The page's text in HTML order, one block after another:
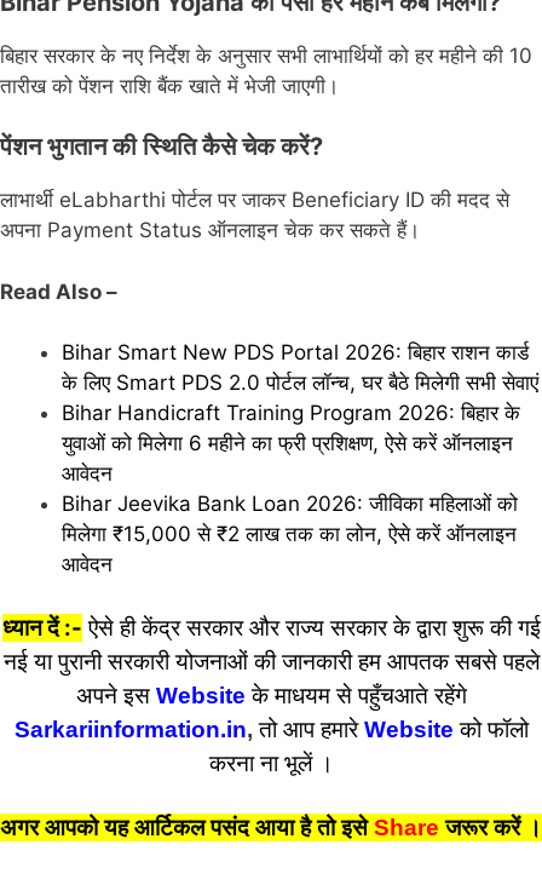
बिहार सरकार के नए निर्देश के अनुसार सभी लाभार्थियों को हर महीने की 10
तारीख को पेंशन राशि बैंक खाते में भेजी जाएगी।
पेंशन भुगतान की स्थिति कैसे चेक करें?
लाभार्थी eLabharthi पोर्टल पर जाकर Beneficiary ID की मदद से
अपना Payment Status ऑनलाइन चेक कर सकते हैं।
Read Also –
Bihar Smart New PDS Portal 2026: बिहार राशन कार्ड
के लिए Smart PDS 2.0 पोर्टल लॉन्च, घर बैठे मिलेगी सभी सेवाएं
Bihar Handicraft Training Program 2026: बिहार के
युवाओं को मिलेगा 6 महीने का फ्री प्रशिक्षण, ऐसे करें ऑनलाइन
आवेदन
Bihar Jeevika Bank Loan 2026: जीविका महिलाओं को
मिलेगा ₹15,000 से ₹2 लाख तक का लोन, ऐसे करें ऑनलाइन
आवेदन
ध्यान दें :- ऐसे ही केंद्र सरकार और राज्य सरकार के द्वारा शुरू की गई
नई या पुरानी सरकारी योजनाओं की जानकारी हम आपतक सबसे पहले
अपने इसWebsite के माधयम से पहुँचआते रहेंगे
Sarkariinformation.in,तो आप हमारेWebsiteको फॉलो
करना ना भूलें ।
अगर आपको यह आर्टिकल पसंद आया है तो इसेShare जरूर करें ।